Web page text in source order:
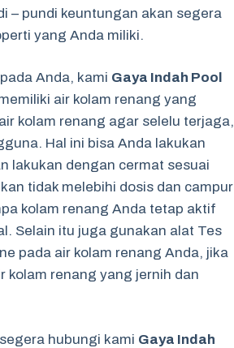
– pundi keuntungan akan segera
yang Anda miliki.
Anda, kami Gaya Indah Pool
air kolam renang yang
kolam renang agar selelu terjaga,
Hal ini bisa Anda lakukan
lakukan dengan cermat sesuai
tidak melebihi dosis dan campur
kolam renang Anda tetap aktif
Selain itu juga gunakan alat Tes
pada air kolam renang Anda, jika
kolam renang yang jernih dan
hubungi kami Gaya Indah